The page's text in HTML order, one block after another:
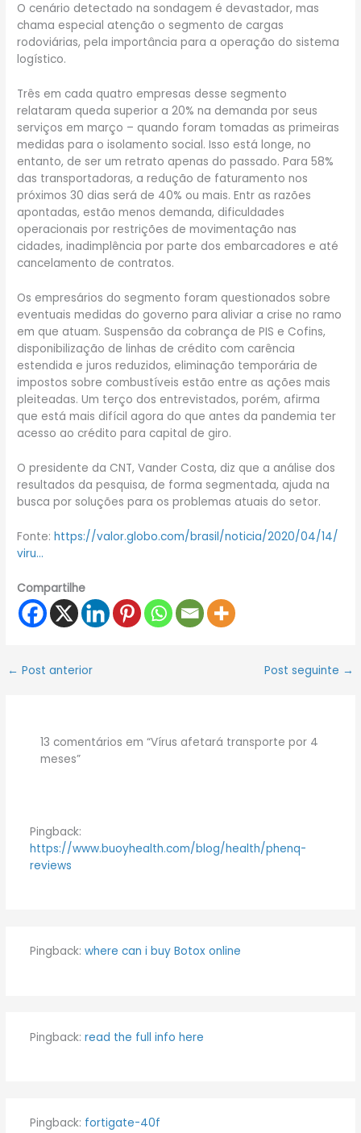
O cenário detectado na sondagem é devastador, mas
chama especial atenção o segmento de cargas
rodoviárias, pela importância para a operação do sistema
logístico.
Três em cada quatro empresas desse segmento
relataram queda superior a 20% na demanda por seus
serviços em março – quando foram tomadas as primeiras
medidas para o isolamento social. Isso está longe, no
entanto, de ser um retrato apenas do passado. Para 58%
das transportadoras, a redução de faturamento nos
próximos 30 dias será de 40% ou mais. Entr as razões
apontadas, estão menos demanda, dificuldades
operacionais por restrições de movimentação nas
cidades, inadimplência por parte dos embarcadores e até
cancelamento de contratos.
Os empresários do segmento foram questionados sobre
eventuais medidas do governo para aliviar a crise no ramo
em que atuam. Suspensão da cobrança de PIS e Cofins,
disponibilização de linhas de crédito com carência
estendida e juros reduzidos, eliminação temporária de
impostos sobre combustíveis estão entre as ações mais
pleiteadas. Um terço dos entrevistados, porém, afirma
que está mais difícil agora do que antes da pandemia ter
acesso ao crédito para capital de giro.
O presidente da CNT, Vander Costa, diz que a análise dos
resultados da pesquisa, de forma segmentada, ajuda na
busca por soluções para os problemas atuais do setor.
Fonte:https://valor.globo.com/brasil/noticia/2020/04/14/
viru…
Compartilhe
← Post anterior Post seguinte →
13 comentários em “Vírus afetará transporte por 4
meses”
Pingback:
https://www.buoyhealth.com/blog/health/phenq-
reviews
Pingback: where can i buy Botox online
Pingback: read the full info here
Pingback: fortigate-40f